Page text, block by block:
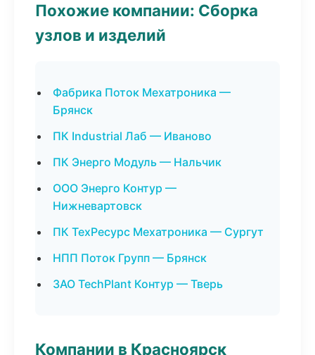
Похожие компании: Сборка
узлов и изделий
Фабрика Поток Мехатроника —
Брянск
ПК Industrial Лаб — Иваново
ПК Энерго Модуль — Нальчик
ООО Энерго Контур —
Нижневартовск
ПК ТехРесурс Мехатроника — Сургут
НПП Поток Групп — Брянск
ЗАО TechPlant Контур — Тверь
Компании в Красноярск